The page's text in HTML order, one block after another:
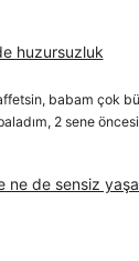
huzursuzluk
babam çok
2 sene
ne de sensiz